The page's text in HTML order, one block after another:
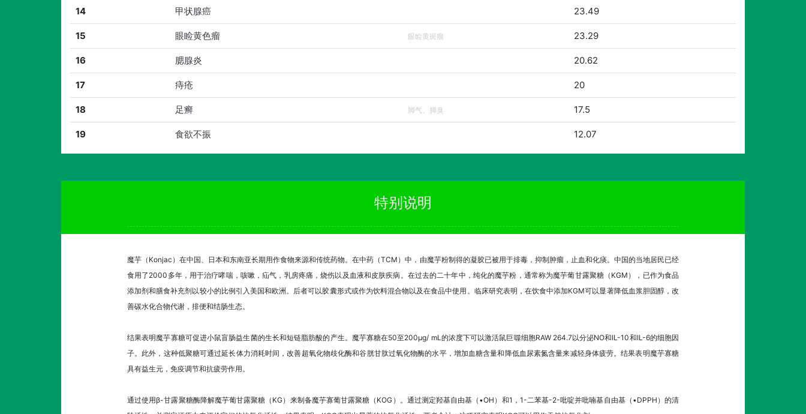
14 甲状腺癌 23.49
15 眼睑黄色瘤 眼睑黄斑瘤 23.29
16 腮腺炎 20.62
17 痔疮 20
18 足癣 脚气、脚臭 17.5
19 食欲不振 12.07
特别说明
魔芋（Konjac）在中国、日本和东南亚长期用作食物来源和传统药物。在中药（TCM）中，由魔芋粉制得的凝胶已被用于排毒，抑制肿瘤，止血和化痰。中国的当地居民已经
食用了2000多年，用于治疗哮喘，咳嗽，疝气，乳房疼痛，烧伤以及血液和皮肤疾病。在过去的二十年中，纯化的魔芋粉，通常称为魔芋葡甘露聚糖（KGM），已作为食品
添加剂和膳食补充剂以较小的比例引入美国和欧洲。后者可以胶囊形式或作为饮料混合物以及在食品中使用。临床研究表明，在饮食中添加KGM可以显著降低血浆胆固醇，改
善碳水化合物代谢，排便和结肠生态。
结果表明魔芋寡糖可促进小鼠盲肠益生菌的生长和短链脂肪酸的产生。魔芋寡糖在50至200μg/ mL的浓度下可以激活鼠巨噬细胞RAW 264.7以分泌NO和IL-10和IL-6的细胞因
子。此外，这种低聚糖可通过延长体力消耗时间，改善超氧化物歧化酶和谷胱甘肽过氧化物酶的水平，增加血糖含量和降低血尿素氮含量来减轻身体疲劳。结果表明魔芋寡糖
具有益生元，免疫调节和抗疲劳作用。
通过使用β-甘露聚糖酶降解魔芋葡甘露聚糖（KG）来制备魔芋寡葡甘露聚糖（KOG）。通过测定羟基自由基（•OH）和1，1-二苯基-2-吡啶并吡喃基自由基（•DPPH）的清